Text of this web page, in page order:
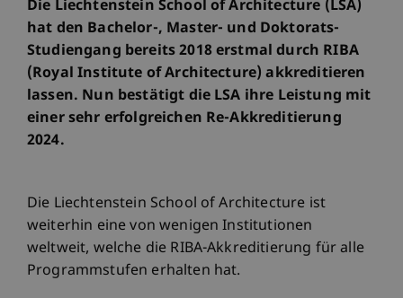
Die Liechtenstein School of Architecture (LSA)
hat den Bachelor-, Master- und Doktorats-
Studiengang bereits 2018 erstmal durch RIBA
(Royal Institute of Architecture) akkreditieren
lassen. Nun bestätigt die LSA ihre Leistung mit
einer sehr erfolgreichen Re-Akkreditierung
2024.
Die Liechtenstein School of Architecture ist
weiterhin eine von wenigen Institutionen
weltweit, welche die RIBA-Akkreditierung für alle
Programmstufen erhalten hat.